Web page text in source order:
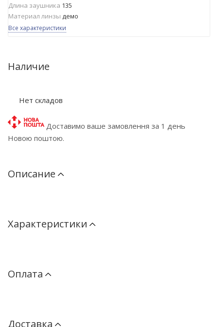
Длина заушника 135
Материал линзы демо
Все характеристики
Наличие
Нет складов
Доставимо ваше замовлення за 1 день
Новою поштою.
Описание
Характеристики
Оплата
Доставка